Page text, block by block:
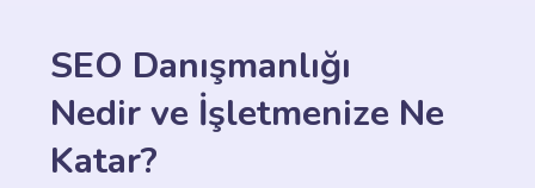
SEO Danışmanlığı
Nedir ve İşletmenize Ne
Katar?